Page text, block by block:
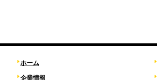
ホーム
企業情報